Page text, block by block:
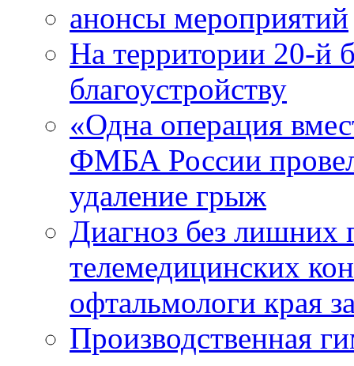
анонсы мероприятий
На территории 20-й
благоустройству
«Одна операция
ФМБА России
удаление грыж
Диагноз без лишних
телемедицинских
офтальмологи края
Производственная